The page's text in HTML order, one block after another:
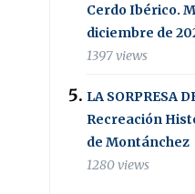
Cerdo Ibérico.
diciembre de
1397 views
LA SORPRESA
Recreación
de Montánchez
1280 views